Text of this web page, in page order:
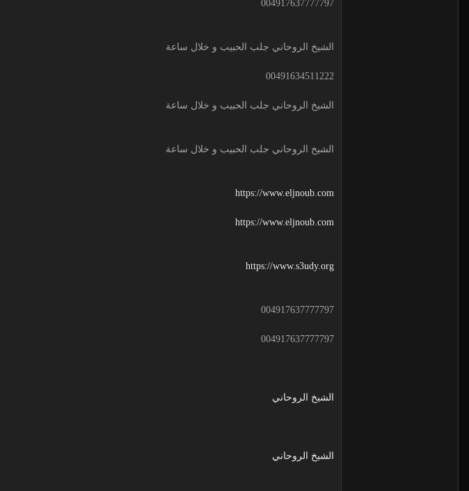
004917637777797
الشيخ الروحاني جلب الحبيب و خلال ساعة
00491634511222
الشيخ الروحاني جلب الحبيب و خلال ساعة
الشيخ الروحاني جلب الحبيب و خلال ساعة
https://www.eljnoub.com
https://www.eljnoub.com
https://www.s3udy.org
004917637777797
004917637777797
الشيخ الروحاني
الشيخ الروحاني